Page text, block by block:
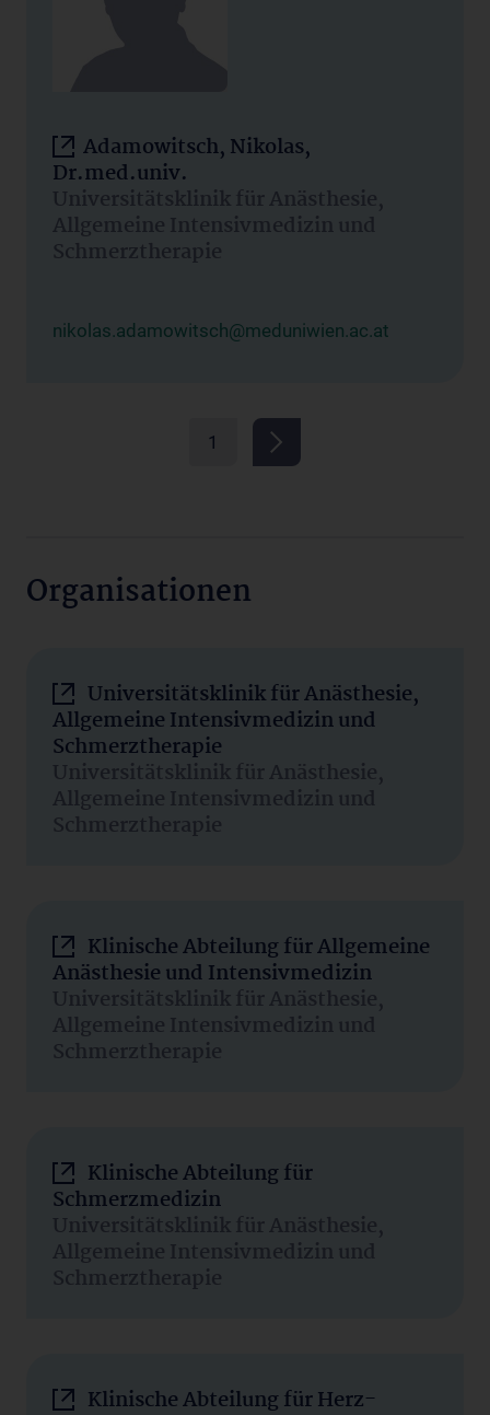
Adamowitsch, Nikolas,
Dr.med.univ.
Universitätsklinik für Anästhesie,
Allgemeine Intensivmedizin und
Schmerztherapie
nikolas.adamowitsch@meduniwien.ac.at
1
Organisationen
Universitätsklinik für Anästhesie,
Allgemeine Intensivmedizin und
Schmerztherapie
Universitätsklinik für Anästhesie,
Allgemeine Intensivmedizin und
Schmerztherapie
Klinische Abteilung für Allgemeine
Anästhesie und Intensivmedizin
Universitätsklinik für Anästhesie,
Allgemeine Intensivmedizin und
Schmerztherapie
Klinische Abteilung für
Schmerzmedizin
Universitätsklinik für Anästhesie,
Allgemeine Intensivmedizin und
Schmerztherapie
Klinische Abteilung für Herz-